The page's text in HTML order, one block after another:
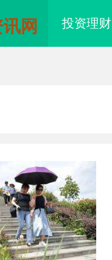
网 投资理财